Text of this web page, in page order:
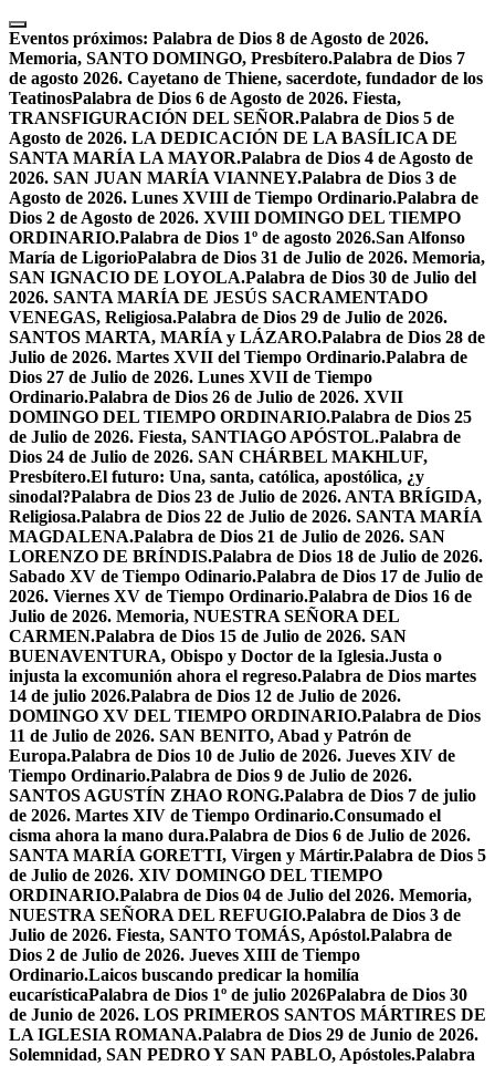
Skip
to
content
Eventos próximos: Palabra de Dios 8 de Agosto de 2026.
Memoria, SANTO DOMINGO, Presbítero.Palabra de Dios 7
de agosto 2026. Cayetano de Thiene, sacerdote, fundador de los
TeatinosPalabra de Dios 6 de Agosto de 2026. Fiesta,
TRANSFIGURACIÓN DEL SEÑOR.Palabra de Dios 5 de
Agosto de 2026. LA DEDICACIÓN DE LA BASÍLICA DE
SANTA MARÍA LA MAYOR.Palabra de Dios 4 de Agosto de
2026. SAN JUAN MARÍA VIANNEY.Palabra de Dios 3 de
Agosto de 2026. Lunes XVIII de Tiempo Ordinario.Palabra de
Dios 2 de Agosto de 2026. XVIII DOMINGO DEL TIEMPO
ORDINARIO.Palabra de Dios 1º de agosto 2026.San Alfonso
María de LigorioPalabra de Dios 31 de Julio de 2026. Memoria,
SAN IGNACIO DE LOYOLA.Palabra de Dios 30 de Julio del
2026. SANTA MARÍA DE JESÚS SACRAMENTADO
VENEGAS, Religiosa.Palabra de Dios 29 de Julio de 2026.
SANTOS MARTA, MARÍA y LÁZARO.Palabra de Dios 28 de
Julio de 2026. Martes XVII del Tiempo Ordinario.Palabra de
Dios 27 de Julio de 2026. Lunes XVII de Tiempo
Ordinario.Palabra de Dios 26 de Julio de 2026. XVII
DOMINGO DEL TIEMPO ORDINARIO.Palabra de Dios 25
de Julio de 2026. Fiesta, SANTIAGO APÓSTOL.Palabra de
Dios 24 de Julio de 2026. SAN CHÁRBEL MAKHLUF,
Presbítero.El futuro: Una, santa, católica, apostólica, ¿y
sinodal?Palabra de Dios 23 de Julio de 2026. ANTA BRÍGIDA,
Religiosa.Palabra de Dios 22 de Julio de 2026. SANTA MARÍA
MAGDALENA.Palabra de Dios 21 de Julio de 2026. SAN
LORENZO DE BRÍNDIS.Palabra de Dios 18 de Julio de 2026.
Sabado XV de Tiempo Odinario.Palabra de Dios 17 de Julio de
2026. Viernes XV de Tiempo Ordinario.Palabra de Dios 16 de
Julio de 2026. Memoria, NUESTRA SEÑORA DEL
CARMEN.Palabra de Dios 15 de Julio de 2026. SAN
BUENAVENTURA, Obispo y Doctor de la Iglesia.Justa o
injusta la excomunión ahora el regreso.Palabra de Dios martes
14 de julio 2026.Palabra de Dios 12 de Julio de 2026.
DOMINGO XV DEL TIEMPO ORDINARIO.Palabra de Dios
11 de Julio de 2026. SAN BENITO, Abad y Patrón de
Europa.Palabra de Dios 10 de Julio de 2026. Jueves XIV de
Tiempo Ordinario.Palabra de Dios 9 de Julio de 2026.
SANTOS AGUSTÍN ZHAO RONG.Palabra de Dios 7 de julio
de 2026. Martes XIV de Tiempo Ordinario.Consumado el
cisma ahora la mano dura.Palabra de Dios 6 de Julio de 2026.
SANTA MARÍA GORETTI, Virgen y Mártir.Palabra de Dios 5
de Julio de 2026. XIV DOMINGO DEL TIEMPO
ORDINARIO.Palabra de Dios 04 de Julio del 2026. Memoria,
NUESTRA SEÑORA DEL REFUGIO.Palabra de Dios 3 de
Julio de 2026. Fiesta, SANTO TOMÁS, Apóstol.Palabra de
Dios 2 de Julio de 2026. Jueves XIII de Tiempo
Ordinario.Laicos buscando predicar la homilía
eucarísticaPalabra de Dios 1º de julio 2026Palabra de Dios 30
de Junio de 2026. LOS PRIMEROS SANTOS MÁRTIRES DE
LA IGLESIA ROMANA.Palabra de Dios 29 de Junio de 2026.
Solemnidad, SAN PEDRO Y SAN PABLO, Apóstoles.Palabra